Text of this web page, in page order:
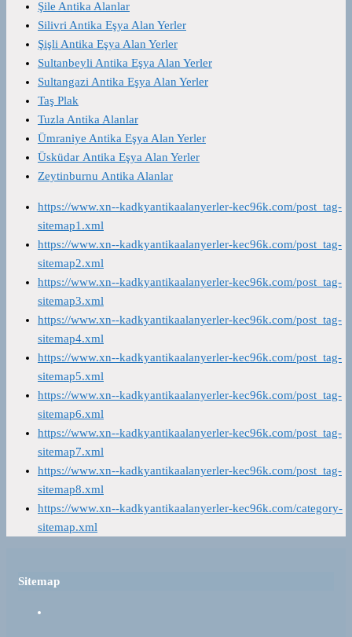
Şile Antika Alanlar
Silivri Antika Eşya Alan Yerler
Şişli Antika Eşya Alan Yerler
Sultanbeyli Antika Eşya Alan Yerler
Sultangazi Antika Eşya Alan Yerler
Taş Plak
Tuzla Antika Alanlar
Ümraniye Antika Eşya Alan Yerler
Üsküdar Antika Eşya Alan Yerler
Zeytinburnu Antika Alanlar
https://www.xn--kadkyantikaalanyerler-kec96k.com/post_tag-
sitemap1.xml
https://www.xn--kadkyantikaalanyerler-kec96k.com/post_tag-
sitemap2.xml
https://www.xn--kadkyantikaalanyerler-kec96k.com/post_tag-
sitemap3.xml
https://www.xn--kadkyantikaalanyerler-kec96k.com/post_tag-
sitemap4.xml
https://www.xn--kadkyantikaalanyerler-kec96k.com/post_tag-
sitemap5.xml
https://www.xn--kadkyantikaalanyerler-kec96k.com/post_tag-
sitemap6.xml
https://www.xn--kadkyantikaalanyerler-kec96k.com/post_tag-
sitemap7.xml
https://www.xn--kadkyantikaalanyerler-kec96k.com/post_tag-
sitemap8.xml
https://www.xn--kadkyantikaalanyerler-kec96k.com/category-
sitemap.xml
Sitemap